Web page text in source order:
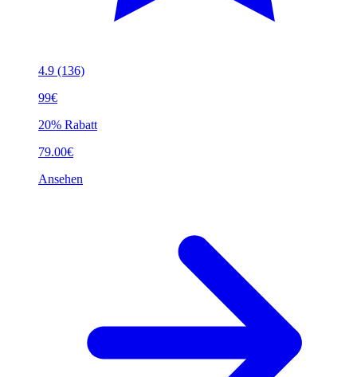
4.9 (136)
99€
20% Rabatt
79.00€
Ansehen